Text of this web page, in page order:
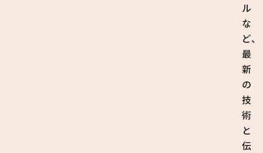
ル
な
ど、
最
新
の
技
術
と
伝